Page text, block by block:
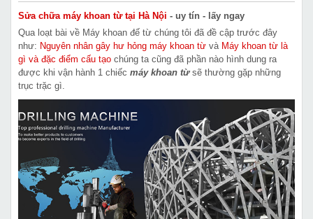
Sửa chữa máy khoan từ tại Hà Nội - uy tín - lấy ngay
Qua loạt bài về Máy khoan đế từ chúng tôi đã đề cập trước đây
như: Nguyên nhân gây hư hỏng máy khoan từ và Máy khoan từ là
gì và đặc điểm cấu tạo chúng ta cũng đã phần nào hình dung ra
được khi vận hành 1 chiếc máy khoan từsẽ thường gặp những
trục trặc gì.